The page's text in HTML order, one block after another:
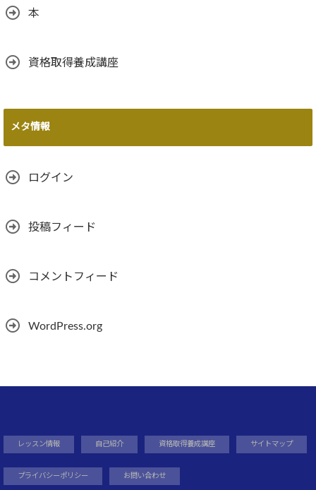
本
資格取得養成講座
メタ情報
ログイン
投稿フィード
コメントフィード
WordPress.org
レッスン情報 自己紹介 資格取得養成講座 サイトマップ
プライバシーポリシー お問い合わせ